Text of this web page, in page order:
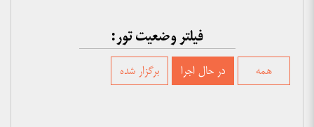
فیلتر وضعیت تور:
همه در حال اجرا برگزار شده